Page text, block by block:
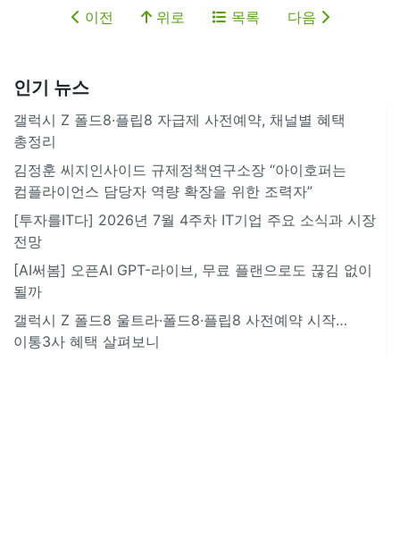
이전 위로 목록 다음
인기 뉴스
갤럭시 Z 폴드8·플립8 자급제 사전예약, 채널별 혜택
총정리
김정훈 씨지인사이드 규제정책연구소장 “아이호퍼는
컴플라이언스 담당자 역량 확장을 위한 조력자”
[투자를IT다] 2026년 7월 4주차 IT기업 주요 소식과 시장
전망
[AI써봄] 오픈AI GPT-라이브, 무료 플랜으로도 끊김 없이
될까
갤럭시 Z 폴드8 울트라·폴드8·플립8 사전예약 시작…
이통3사 혜택 살펴보니